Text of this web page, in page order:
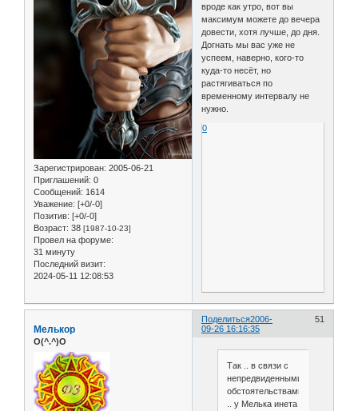
Зарегистрирован: 2005-06-21
Приглашений: 0
Сообщений: 1614
Уважение: [+0/-0]
Позитив: [+0/-0]
Возраст: 38 [1987-10-23]
Провел на форуме:
31 минуту
Последний визит:
2024-05-11 12:08:53
вроде как утро, вот вы
максимум можете до вечера
довести, хотя лучше, до дня.
Догнать мы вас уже не
успеем, наверно, кого-то
куда-то несёт, но
растягиваться по
временному интервалу не
нужно.
0
Поделиться 51
2006-
09-26 16:16:35
Мелькор
O(^.^)O
Так .. в связи с
непредвиденными
обстоятельствами
.. у Мелька инета